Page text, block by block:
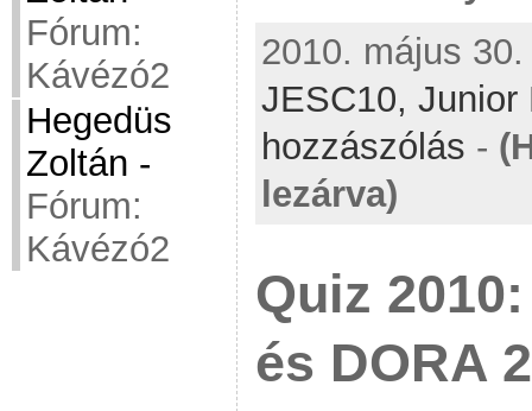
Fórum:
Kávézó2
Hegedüs
Zoltán -
Fórum:
Kávézó2
2010. május
JESC10, Junior
hozzászólás -
lezárva)
Quiz
és DORA